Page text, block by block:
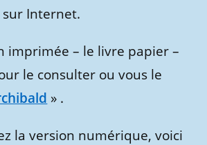
Internet.
imprimée – le livre papier –
le consulter ou vous le
» .
la version numérique, voici